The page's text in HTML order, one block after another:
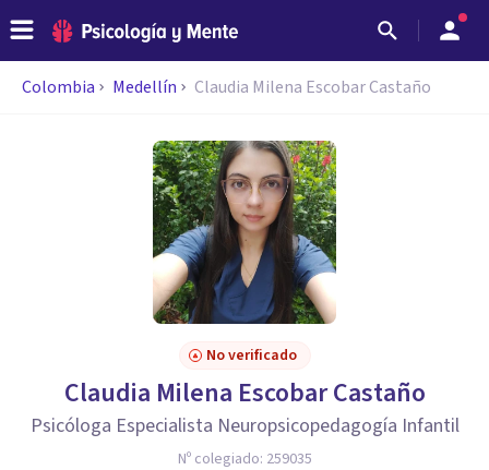
Colombia Medellín Claudia Milena Escobar Castaño
No verificado
Claudia Milena Escobar Castaño
Psicóloga Especialista Neuropsicopedagogía Infantil
Nº colegiado: 259035